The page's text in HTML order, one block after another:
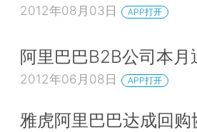
2012年08月03日 APP打开
阿里巴巴B2B公司本月
2012年06月08日 APP打开
雅虎阿里巴巴达成回购